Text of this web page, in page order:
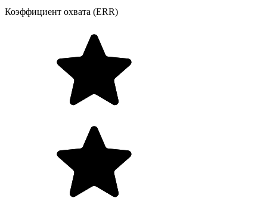
Коэффициент охвата (ERR)